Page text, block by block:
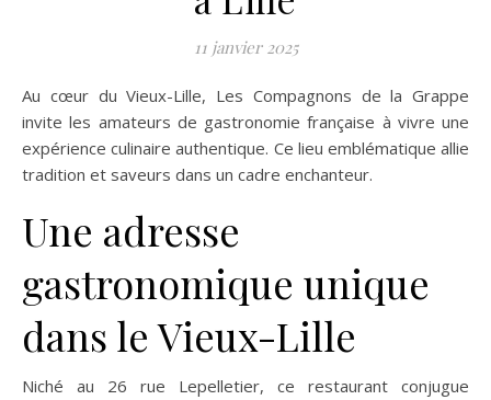
11 janvier 2025
Au cœur du Vieux-Lille, Les Compagnons de la Grappe
invite les amateurs de gastronomie française à vivre une
expérience culinaire authentique. Ce lieu emblématique allie
tradition et saveurs dans un cadre enchanteur.
Une adresse
gastronomique unique
dans le Vieux-Lille
Niché au 26 rue Lepelletier, ce restaurant conjugue